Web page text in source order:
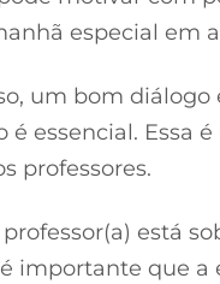
especial em
um bom diálogo
é essencial. Essa
professores.
professor(a) está
importante que